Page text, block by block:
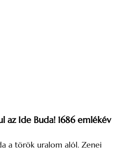
az Ide Buda! 1686 emlékév
a török uralom alól. Zenei